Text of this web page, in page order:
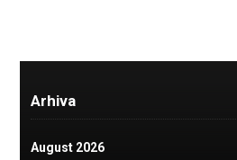
Arhiva
August 2026